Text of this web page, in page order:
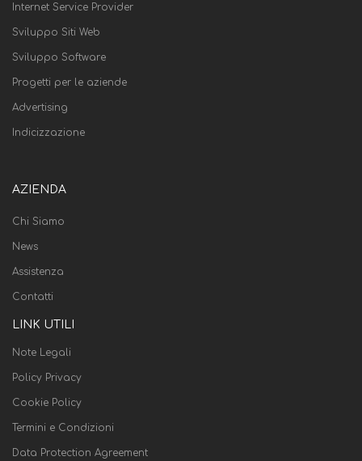
Internet Service Provider
Sviluppo Siti Web
Sviluppo Software
Progetti per le aziende
Advertising
Indicizzazione
AZIENDA
Chi Siamo
News
Assistenza
Contatti
LINK UTILI
Note Legali
Policy Privacy
Cookie Policy
Termini e Condizioni
Data Protection Agreement